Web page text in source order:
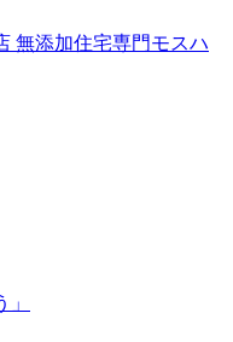
添加住宅専門モスハウス